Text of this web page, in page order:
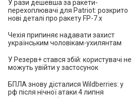
У рази дешевша за ракети-
перехоплювачі для Patriot: розкрито
нові деталі про ракету FP-7.x
Чехія припиняє надавати захист
українським чоловікам-ухилянтам
У Резерв+ стався збій: користувачі не
можуть увійти у застосунок
БПЛА знову дісталися Wildberries: у
рф після нічної атаки 4 липня